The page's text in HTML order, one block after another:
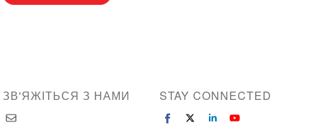
ЗВ'ЯЖІТЬСЯ З НАМИ STAY CONNECTED